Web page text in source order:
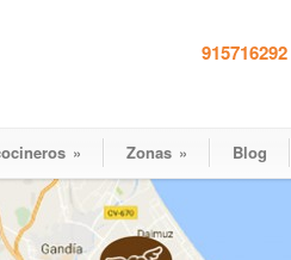
915716292
» Zonas » Blog